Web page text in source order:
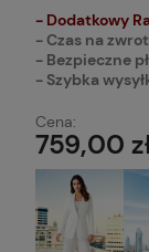
- Dodatkowy
- Czas na
- Bezpieczne
- Szybka
Cena:
759,00